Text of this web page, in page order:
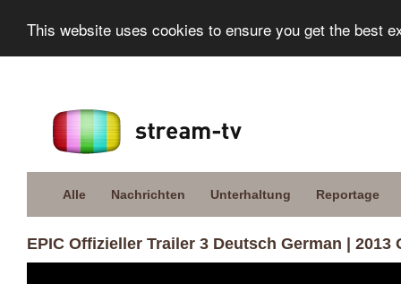
This website uses cookies to ensure you get the best
Alle Nachrichten Unterhaltung Reportage
EPIC Offizieller Trailer 3 Deutsch German | 2013